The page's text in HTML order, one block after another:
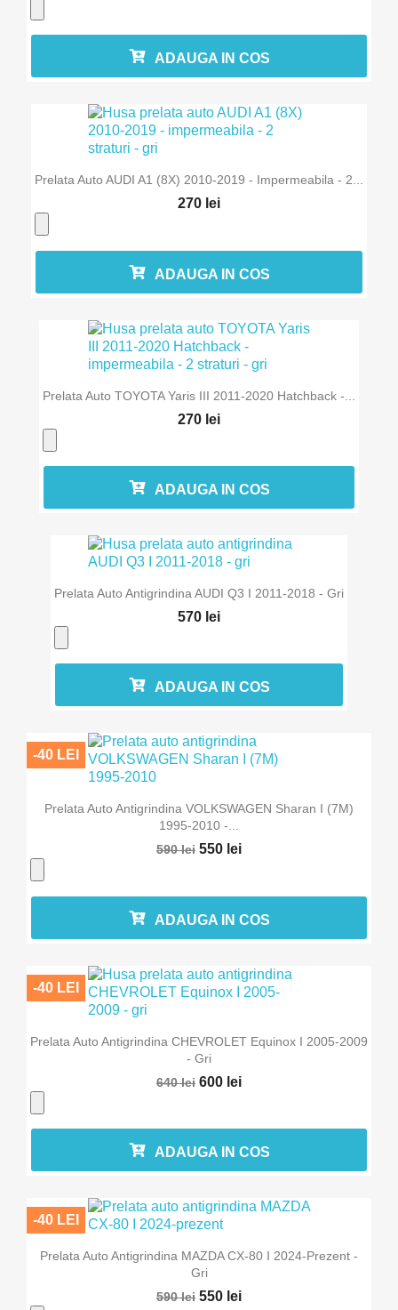
ADAUGA IN COS
Prelata Auto AUDI A1 (8X) 2010-2019 - Impermeabila - 2...
270 lei
ADAUGA IN COS
Prelata Auto TOYOTA Yaris III 2011-2020 Hatchback -...
270 lei
ADAUGA IN COS
Prelata Auto Antigrindina AUDI Q3 I 2011-2018 - Gri
570 lei
ADAUGA IN COS
Prelata Auto Antigrindina VOLKSWAGEN Sharan I (7M)
1995-2010 -...
590 lei 550 lei
-40 LEI
ADAUGA IN COS
Prelata Auto Antigrindina CHEVROLET Equinox I 2005-2009
- Gri
640 lei 600 lei
-40 LEI
ADAUGA IN COS
Prelata Auto Antigrindina MAZDA CX-80 I 2024-Prezent -
Gri
590 lei 550 lei
-40 LEI